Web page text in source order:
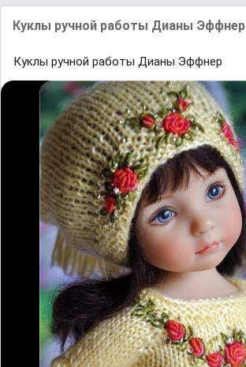
Куклы ручной работы Дианы Эффнер
Куклы ручной работы Дианы Эффнер